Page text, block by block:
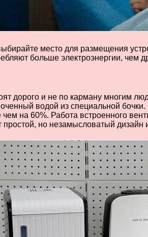
место для размещения
больше электроэнергии, чем
дорого и не по карману многим
водой из специальной
на 60%. Работа встроенного
но незамысловатый дизайн